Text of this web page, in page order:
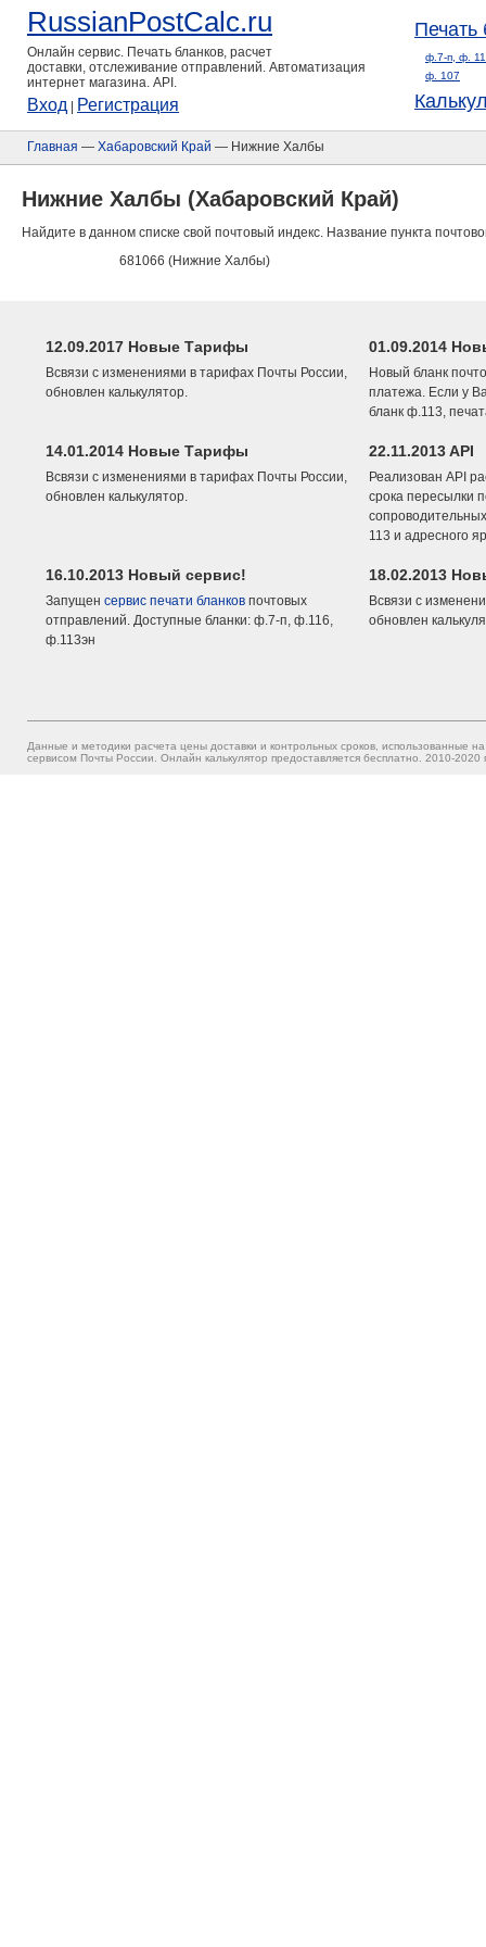
RussianPostCalc.ru
Онлайн сервис. Печать бланков, расчет
доставки, отслеживание отправлений. Автоматизация
интернет магазина. API.
Вход Регистрация
Печать
ф.7-п, ф.
ф. 107
Главная — Хабаровский Край — Нижние Халбы
Нижние Халбы (Хабаровский Край)
Найдите в данном списке свой почтовый индекс. Название пункта
681066 (Нижние Халбы)
12.09.2017 Новые Тарифы
Всвязи с изменениями в тарифах Почты России,
обновлен калькулятор.
01.09.2014
Новый бланк
платежа. Если у
бланк ф.113,
14.01.2014 Новые Тарифы
Всвязи с изменениями в тарифах Почты России,
обновлен калькулятор.
22.11.2013 API
Реализован API
срока пересылки
113 и адресного
16.10.2013 Новый сервис!
Запущен сервис печати бланков почтовых
отправлений. Доступные бланки: ф.7-п, ф.116,
ф.113эн
18.02.2013
Всвязи с
обновлен
Данные и методики расчета цены доставки и контрольных сроков, использованные
сервисом Почты России. Онлайн калькулятор предоставляется бесплатно. 2010-2020